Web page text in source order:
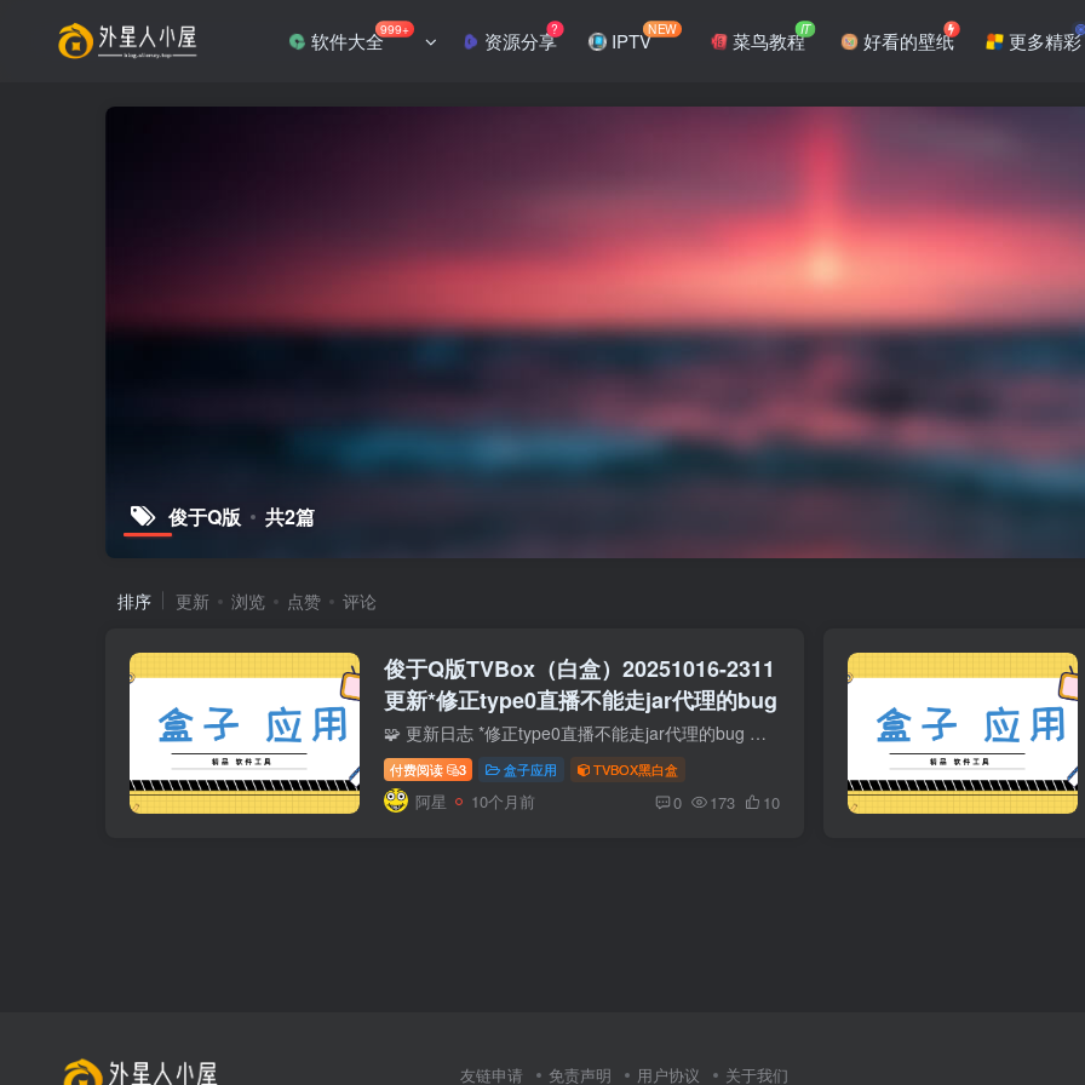
软件大全999+ 资源分享
? IPTVNEW 菜鸟教程IT 好看的壁纸 更多精彩
俊于Q版 共2篇
排序 更新 浏览 点赞 评论
俊于Q版TVBox（白盒）20251016-2311
更新*修正type0直播不能走jar代理的bug
🧩 更新日志 *修正type0直播不能走jar代理的bug 下载地址 接口获取 关注微信公众号后，回复接口
付费阅读 3 盒子应用 TVBOX黑白盒
阿星 10个月前 0 173 10
友链申请 免责声明 用户协议 关于我们